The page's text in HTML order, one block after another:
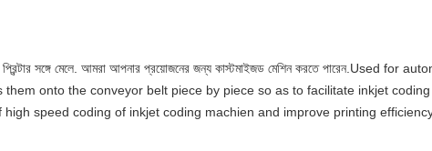
প্রিন্টার সঙ্গে মেলে. আমরা আপনার প্রয়োজনের জন্য কাস্টমাইজড মেশিন করতে পারেন.Used for
onto the conveyor belt piece by piece so as to facilitate inkjet
speed coding of inkjet coding machien and improve printing